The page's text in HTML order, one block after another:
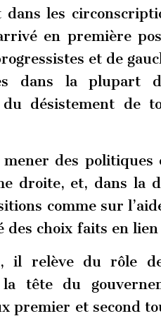
dans les
en première
et de
dans la plupart
désistement de
mener des
droite, et, dans la
comme sur
des choix faits en
il relève du rôle
tête du
premier et second